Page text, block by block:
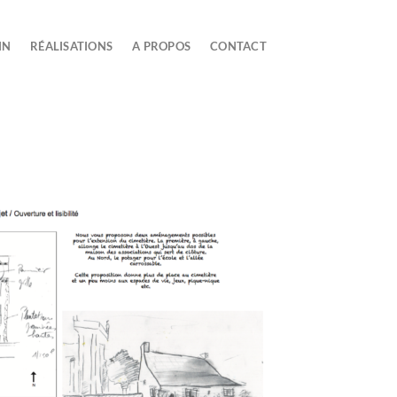
RÉALISATIONS A PROPOS CONTACT